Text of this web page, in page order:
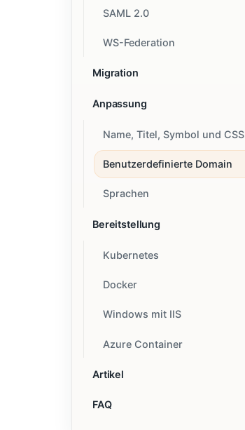
SAML 2.0
WS-Federation
Migration
Anpassung
Name, Titel, Symbol und CSS
Benutzerdefinierte Domain
Sprachen
Bereitstellung
Kubernetes
Docker
Windows mit IIS
Azure Container
Artikel
FAQ